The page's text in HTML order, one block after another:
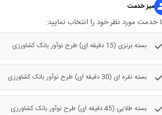
میز خدمت
خدمت مورد نظر خود را انتخاب نمایید:
بسته برنزی (15 دقیقه ای) طرح نوآور بانک کشاورزی
بسته نقره ای (30 دقیقه ای) طرح نوآور بانک کشاورزی
بسته طلایی (45 دقیقه ای) طرح نوآور بانک کشاورزی